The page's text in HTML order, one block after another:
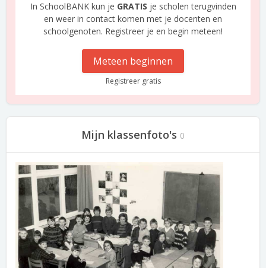
In SchoolBANK kun je GRATIS je scholen terugvinden
en weer in contact komen met je docenten en
schoolgenoten. Registreer je en begin meteen!
Meteen beginnen
Registreer gratis
Mijn klassenfoto's 0